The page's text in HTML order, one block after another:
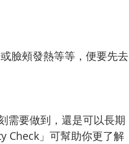
臉頰發熱等等，便要先去
需要做到，還是可以長期
Check」可幫助你更了解